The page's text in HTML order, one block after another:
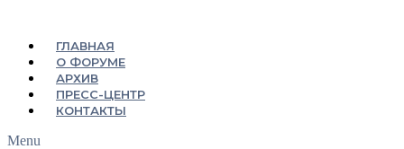
ГЛАВНАЯ
О ФОРУМЕ
АРХИВ
ПРЕСС-ЦЕНТР
КОНТАКТЫ
Menu